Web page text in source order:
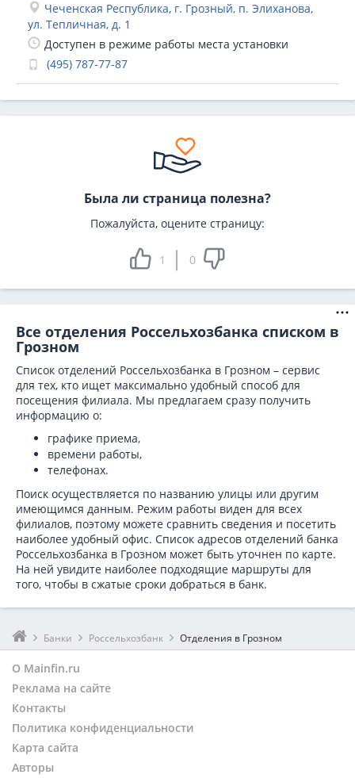
Чеченская Республика, г. Грозный, п. Элиханова,
ул. Тепличная, д. 1
Доступен в режиме работы места установки
(495) 787-77-87
Была ли страница полезна?
Пожалуйста, оцените страницу:
1 0
Все отделения Россельхозбанка списком в
Грозном
Список отделений Россельхозбанка в Грозном – сервис
для тех, кто ищет максимально удобный способ для
посещения филиала. Мы предлагаем сразу получить
информацию о:
графике приема,
времени работы,
телефонах.
Поиск осуществляется по названию улицы или другим
имеющимся данным. Режим работы виден для всех
филиалов, поэтому можете сравнить сведения и посетить
наиболее удобный офис. Список адресов отделений банка
Россельхозбанка в Грозном может быть уточнен по карте.
На ней увидите наиболее подходящие маршруты для
того, чтобы в сжатые сроки добраться в банк.
Банки Россельхозбанк Отделения в Грозном
О Mainfin.ru
Реклама на сайте
Контакты
Политика конфиденциальности
Карта сайта
Авторы